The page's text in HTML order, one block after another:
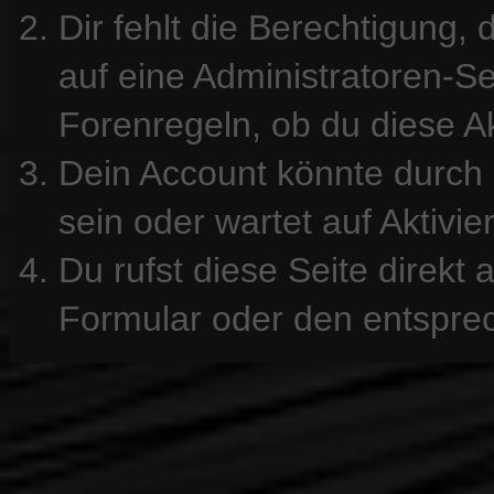
Dir fehlt die Berechtigung,
auf eine Administratoren-
Forenregeln, ob du diese
Dein Account könnte
sein oder wartet auf
Du rufst diese Seite direkt
Formular oder den